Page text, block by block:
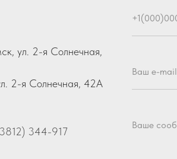
ул. 2-я Солнечная,
2-я Солнечная, 42А
344-917
Ваш e-mail
Ваше